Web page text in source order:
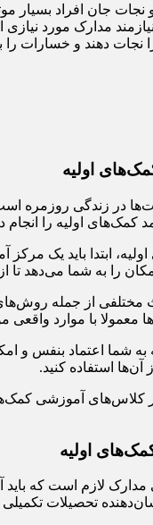
نجات جان افراد
مدارک مورد
دهند و خسارات را
اولیه
در زندگی روزمره
اولیه را
ابتدا باید یک مرکز
به شما می‌دهد تا از
از جمله
معمولا با موارد
اعتماد بنفس و
استفاده کنید.
کلاس‌های آموزشی
اولیه
لازم است که باید
تحصیلات